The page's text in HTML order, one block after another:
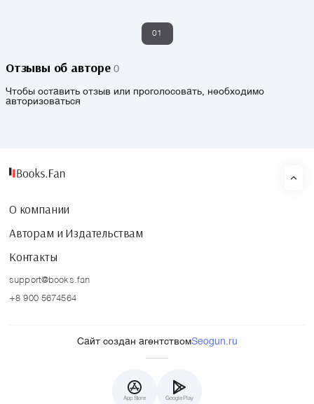
01
Отзывы об авторе 0
Чтобы оставить отзыв или проголосовать, необходимо
авторизоваться
О компании
Авторам и Издательствам
Контакты
support@books.fan
+8 900 5674564
Сайт создан агентствомSeogun.ru
App Store Google Play